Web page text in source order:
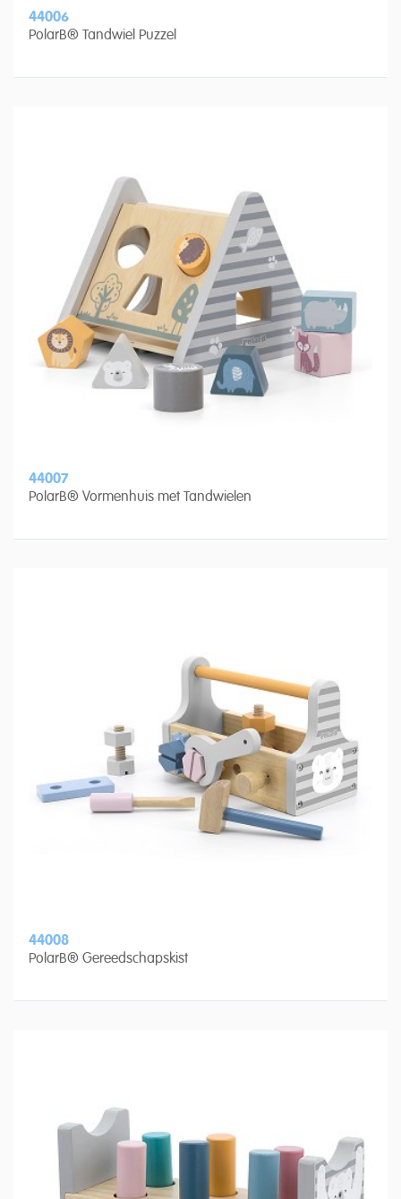
44006
PolarB® Tandwiel Puzzel
44007
PolarB® Vormenhuis met Tandwielen
44008
PolarB® Gereedschapskist